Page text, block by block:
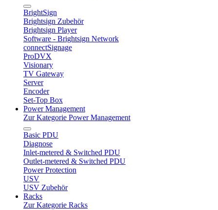
BrightSign
Brightsign Zubehör
Brightsign Player
Software - Brightsign Network
connectSignage
ProDVX
Visionary
TV Gateway
Server
Encoder
Set-Top Box
Power Management
Zur Kategorie Power Management
Basic PDU
Diagnose
Inlet-metered & Switched PDU
Outlet-metered & Switched PDU
Power Protection
USV
USV Zubehör
Racks
Zur Kategorie Racks